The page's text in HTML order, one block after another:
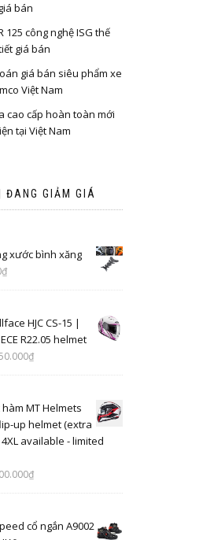
bán
125 công nghệ ISG thế
giá bán
giá bán siêu phẩm xe
Việt Nam
cao cấp hoàn toàn mới
tại Việt Nam
ĐANG GIẢM GIÁ
xước bình xăng
₫
HJC CS-15 |
R22.05 helmet
₫
MT Helmets
up helmet (extra
available - limited
₫
cổ ngắn A9002